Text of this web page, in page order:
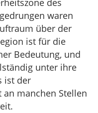
des
waren
über der
ist für die
Bedeutung, und
unter ihre
ist der
manchen Stellen